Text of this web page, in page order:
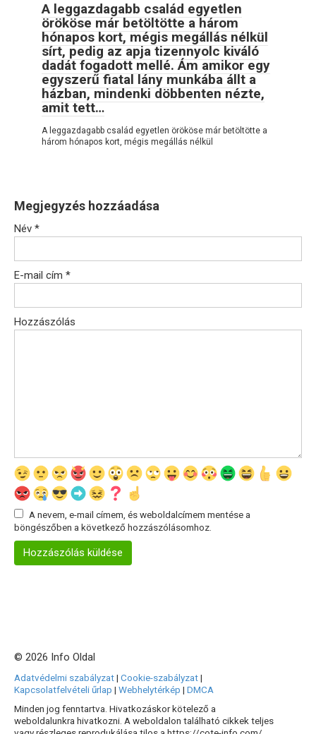
A leggazdagabb család egyetlen
örököse már betöltötte a három
hónapos kort, mégis megállás nélkül
sírt, pedig az apja tizennyolc kiváló
dadát fogadott mellé. Ám amikor egy
egyszerű fiatal lány munkába állt a
házban, mindenki döbbenten nézte,
amit tett…
A leggazdagabb család egyetlen örököse már betöltötte a
három hónapos kort, mégis megállás nélkül
Megjegyzés hozzáadása
Név *
E-mail cím *
Hozzászólás
A nevem, e-mail címem, és weboldalcímem mentése a
böngészőben a következő hozzászólásomhoz.
© 2026 Info Oldal
Adatvédelmi szabályzat| Cookie-szabályzat|
Kapcsolatfelvételi űrlap | Webhelytérkép | DMCA
Minden jog fenntartva. Hivatkozáskor kötelező a
weboldalunkra hivatkozni. A weboldalon található cikkek teljes